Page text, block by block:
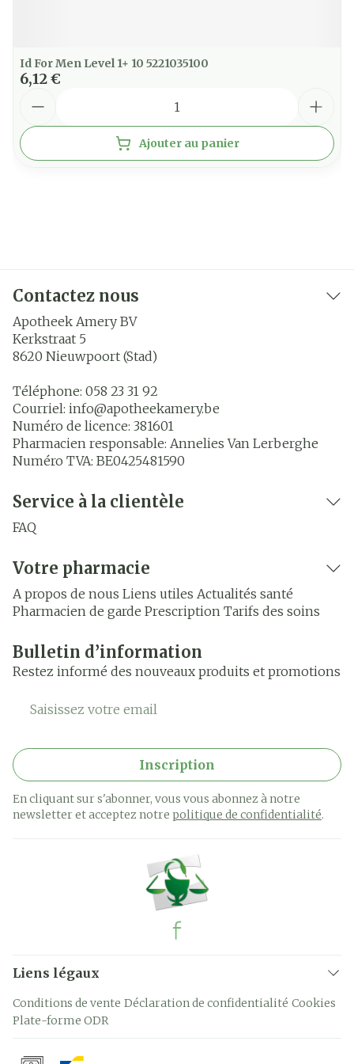
Id For Men Level 1+ 10 5221035100
6,12 €
Ajouter au panier
Contactez nous
Apotheek Amery BV
Kerkstraat 5
8620 Nieuwpoort (Stad)
Téléphone: 058 23 31 92
Courriel: info@apotheekamery.be
Numéro de licence: 381601
Pharmacien responsable: Annelies Van Lerberghe
Numéro TVA: BE0425481590
Service à la clientèle
FAQ
Votre pharmacie
A propos de nous Liens utiles Actualités santé
Pharmacien de garde Prescription Tarifs des soins
Bulletin d’information
Restez informé des nouveaux produits et promotions
Adresse mail
Inscription
En cliquant sur s'abonner, vous vous abonnez à notre
newsletter et acceptez notre politique de confidentialité.
Liens légaux
Conditions de vente Déclaration de confidentialité Cookies
Plate-forme ODR